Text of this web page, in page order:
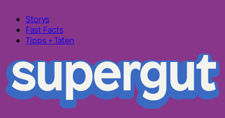
Storys
Fast Facts
Tipps + Taten